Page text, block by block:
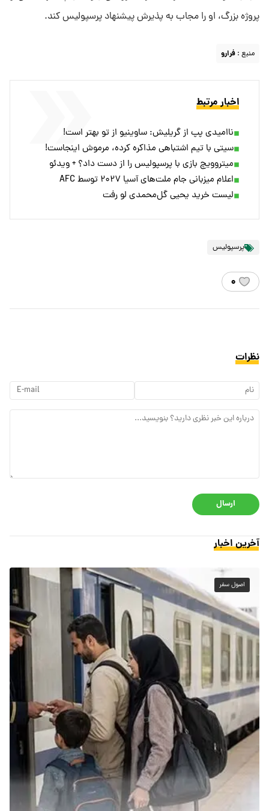
پروژه بزرگ، او را مجاب به پذیرش پیشنهاد پرسپولیس کند.
منبع : فرارو
اخبار مرتبط
ناامیدی پپ از گریلیش: ساوینیو از تو بهتر است!
سیتی با تیم اشتباهی مذاکره کرده، مرموش اینجاست!
میتروویچ بازی با پرسپولیس را از دست داد؟ + ویدئو
اعلام میزبانی جام ملت‌های آسیا ۲۰۲۷ توسط AFC
لیست خرید یحیی گل‌محمدی لو رفت
پرسپولیس
۰
نظرات
ارسال
آخرین اخبار
اصول سفر